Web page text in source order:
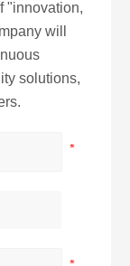
"innovation,
will
solutions,